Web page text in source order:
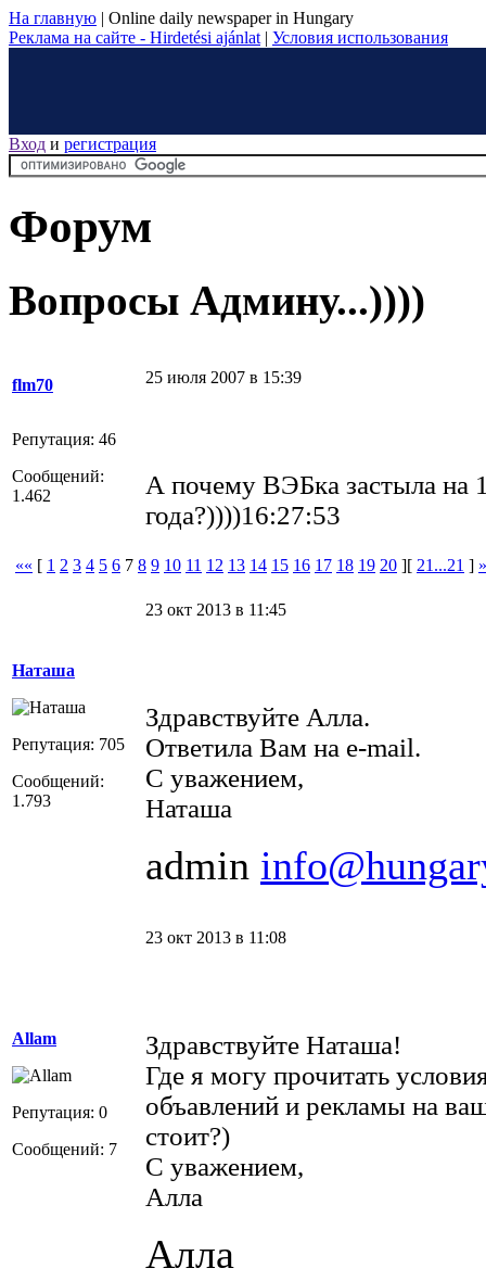
На главную | Online daily newspaper in Hungary
Реклама на сайте - Hirdetési ajánlat | Условия использования
Вход и регистрация
Форум
Вопросы Админу...))))
flm70
Репутация: 46
Сообщений:
1.462
25 июля 2007 в 15:39
А почему ВЭБка застыла на
года?))))16:27:53
«« [ 1 2 3 4 5 6 7 8 9 10 11 12 13 14 15 16 17 18 19 20 ][ 21...21 ]
Наташа
Репутация: 705
Сообщений:
1.793
23 окт 2013 в 11:45
Здравствуйте Алла.
Ответила Вам на e-mail.
С уважением,
Наташа
admin
Allam
Репутация: 0
Сообщений: 7
23 окт 2013 в 11:08
Здравствуйте Наташа!
Где я могу прочитать
объавлений и рекламы на
стоит?)
С уважением,
Алла
Алла